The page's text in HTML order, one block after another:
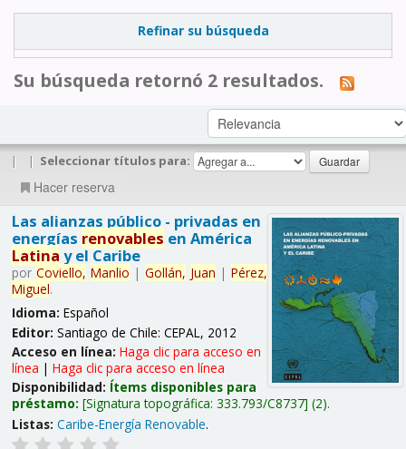
Refinar su búsqueda
Su búsqueda retornó 2 resultados.
| | Seleccionar títulos para:
Hacer reserva
Las alianzas público - privadas en
energías renovables en América
Latina y el Caribe
por Coviello, Manlio | Gollán, Juan | Pérez,
Miguel.
Idioma: Español
Editor: Santiago de Chile: CEPAL, 2012
Acceso en línea: Haga clic para acceso en
línea | Haga clic para acceso en línea
Disponibilidad: Ítems disponibles para
préstamo: Signatura topográfica: 333.793/C8737 (2).
Listas: Caribe-Energía Renovable.